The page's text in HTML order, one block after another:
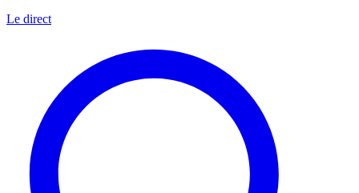
Le direct